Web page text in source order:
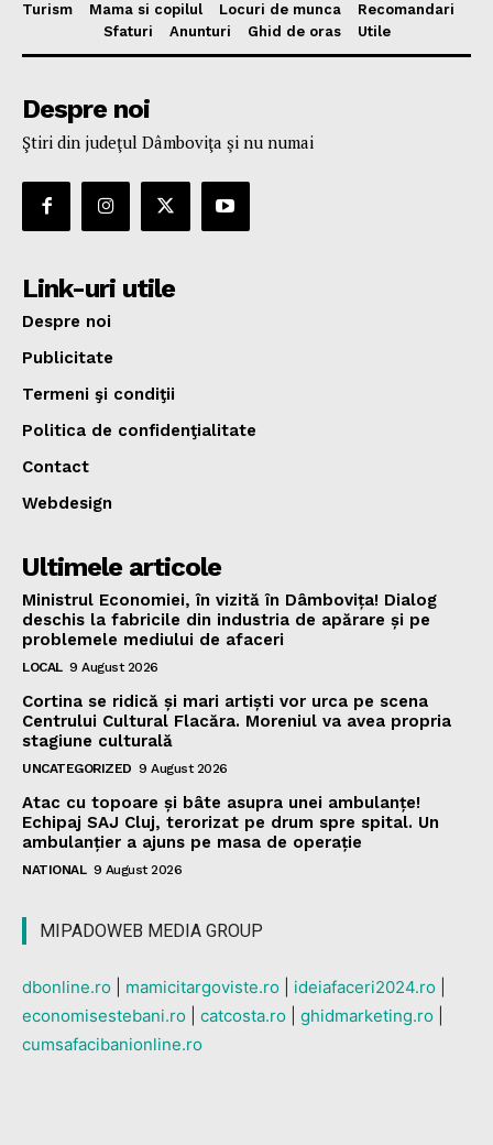
Turism
Mama si copilul Locuri de munca
Recomandari
Sfaturi
Anunturi Ghid de oras Utile
Despre noi
Ştiri din judeţul Dâmboviţa şi nu numai
Link-uri utile
Despre noi
Publicitate
Termeni şi condiţii
Politica de confidenţialitate
Contact
Webdesign
Ultimele articole
Ministrul Economiei, în vizită în Dâmbovița! Dialog
deschis la fabricile din industria de apărare și pe
problemele mediului de afaceri
LOCAL 9 August 2026
Cortina se ridică și mari artiști vor urca pe scena
Centrului Cultural Flacăra. Moreniul va avea propria
stagiune culturală
UNCATEGORIZED 9 August 2026
Atac cu topoare și bâte asupra unei ambulanțe!
Echipaj SAJ Cluj, terorizat pe drum spre spital. Un
ambulanțier a ajuns pe masa de operație
NATIONAL 9 August 2026
MIPADOWEB MEDIA GROUP
dbonline.ro mamicitargoviste.ro ideiafaceri2024.ro
economisestebani.ro
catcosta.ro ghidmarketing.ro
cumsafacibanionline.ro